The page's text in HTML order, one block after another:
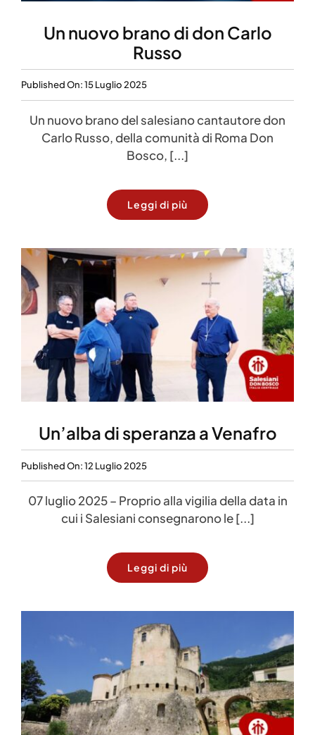
Un nuovo brano di don Carlo
Russo
Published On: 15 Luglio 2025
Un nuovo brano del salesiano cantautore don
Carlo Russo, della comunità di Roma Don
Bosco, [...]
Leggi di più
Un’alba di speranza a Venafro
Published On: 12 Luglio 2025
07 luglio 2025 – Proprio alla vigilia della data in
cui i Salesiani consegnarono le [...]
Leggi di più